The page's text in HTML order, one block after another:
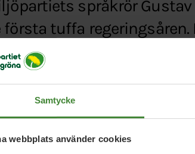
Samtycke
webbplats använder cookies
språkrör
första tuffa
Artikel
https://www.sydsvenskan.se/